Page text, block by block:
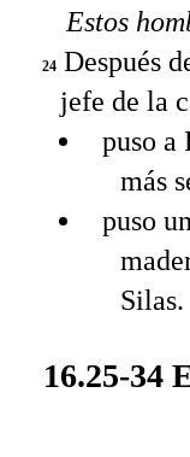
Estos
24 Después
jefe de la
puso a
más
puso
Silas.
16.25-34